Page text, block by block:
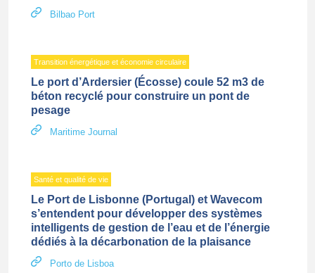
Bilbao Port
Transition énergétique et économie circulaire
Le port d’Ardersier (Écosse) coule 52 m3 de
béton recyclé pour construire un pont de
pesage
Maritime Journal
Santé et qualité de vie
Le Port de Lisbonne (Portugal) et Wavecom
s’entendent pour développer des systèmes
intelligents de gestion de l’eau et de l’énergie
dédiés à la décarbonation de la plaisance
Porto de Lisboa